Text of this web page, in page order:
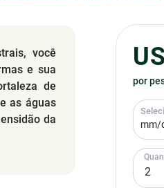
você
e sua
de
as águas
da
por